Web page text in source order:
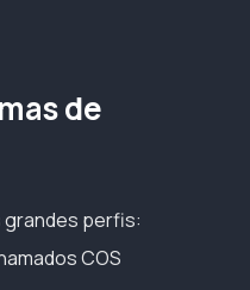
de
grandes perfis:
COS